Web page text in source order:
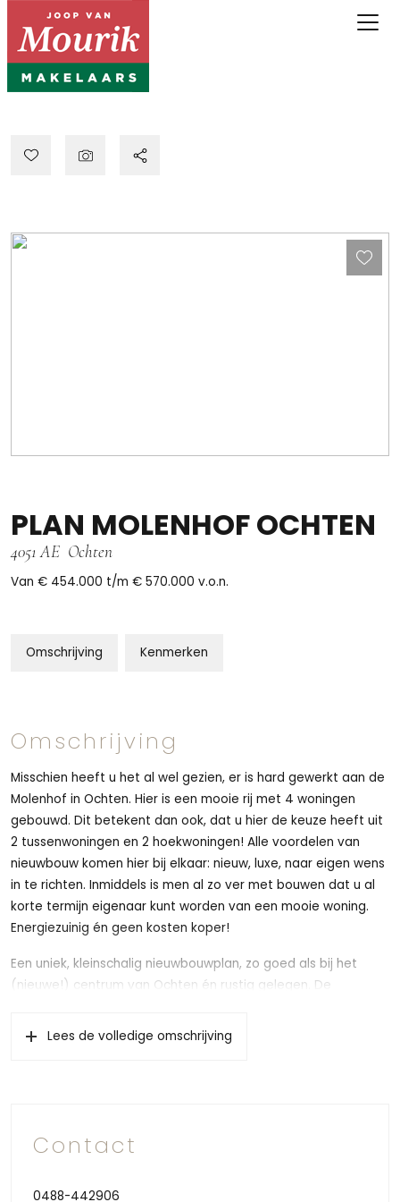
PLAN MOLENHOF OCHTEN
4051 AE Ochten
Van € 454.000 t/m € 570.000 v.o.n.
Omschrijving Kenmerken
Omschrijving
Misschien heeft u het al wel gezien, er is hard gewerkt aan de
Molenhof in Ochten. Hier is een mooie rij met 4 woningen
gebouwd. Dit betekent dan ook, dat u hier de keuze heeft uit
2 tussenwoningen en 2 hoekwoningen! Alle voordelen van
nieuwbouw komen hier bij elkaar: nieuw, luxe, naar eigen wens
in te richten. Inmiddels is men al zo ver met bouwen dat u al
korte termijn eigenaar kunt worden van een mooie woning.
Energiezuinig én geen kosten koper!
Een uniek, kleinschalig nieuwbouwplan, zo goed als bij het
(nieuwe!) centrum van Ochten én rustig gelegen. De
toepassing bij deze woningen. De woningen worden voorzien
van een warmtepomp en zonnepanelen en zijn in combinatie
maandelijkse energiekosten zijn laag! Neem snel contact op
voor meer informatie én mogelijk woont u binnenkort al wel in
Lees de volledige omschrijving
Contact
0488-442906